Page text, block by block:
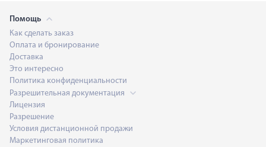
Помощь
Как сделать заказ
Оплата и бронирование
Доставка
Это интересно
Политика конфиденциальности
Разрешительная документация
Лицензия
Разрешение
Условия дистанционной продажи
Маркетинговая политика